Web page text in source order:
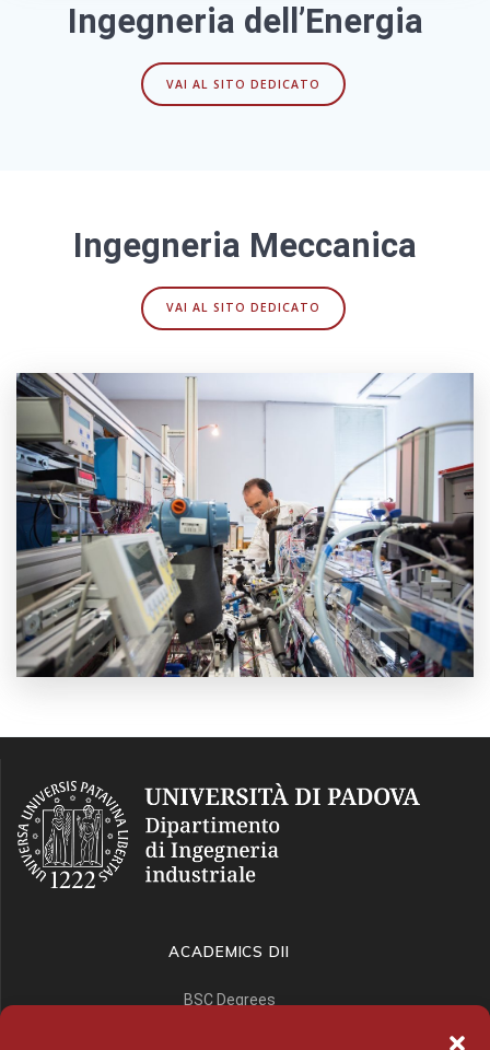
Ingegneria dell’Energia
VAI AL SITO DEDICATO
Ingegneria Meccanica
VAI AL SITO DEDICATO
ACADEMICS DII
BSC Degrees